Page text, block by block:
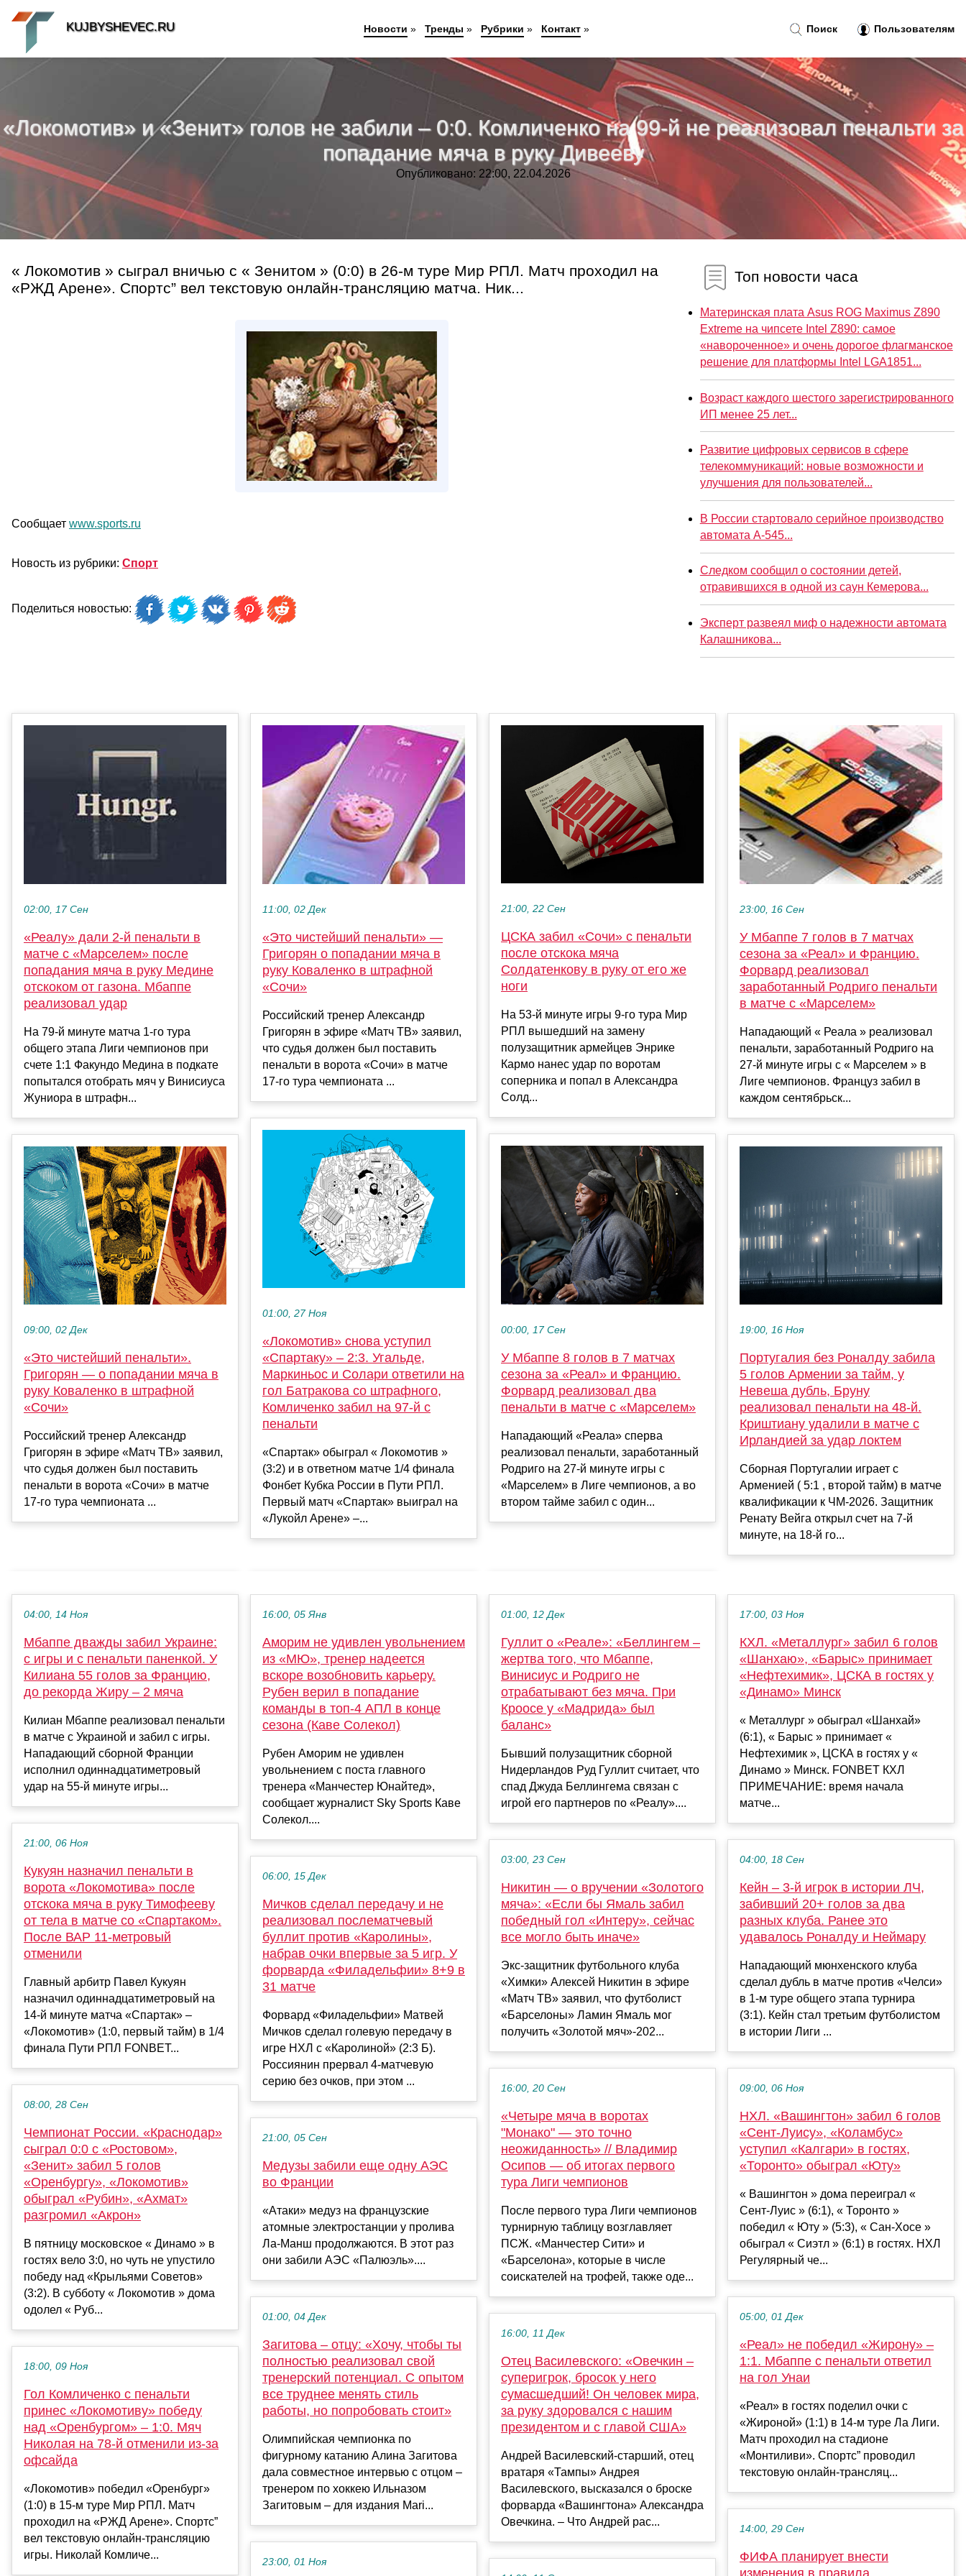
«Локомотив» и «Зенит» голов не забили – 0:0. Комличенко на 99-й не реализовал пенальти за
попадание мяча в руку Дивееву
Опубликовано: 22:00, 22.04.2026
« Локомотив » сыграл вничью с « Зенитом » (0:0) в 26-м туре Мир РПЛ. Матч проходил на
«РЖД Арене». Спортс” вел текстовую онлайн-трансляцию матча. Ник...
Сообщает www.sports.ru
Новость из рубрики: Спорт
Поделиться новостью:
Топ новости часа
Материнская плата Asus ROG Maximus Z890
Extreme на чипсете Intel Z890: самое
«навороченное» и очень дорогое флагманское
решение для платформы Intel LGA1851...
Возраст каждого шестого зарегистрированного
ИП менее 25 лет...
Развитие цифровых сервисов в сфере
телекоммуникаций: новые возможности и
улучшения для пользователей...
В России стартовало серийное производство
автомата А-545...
Следком сообщил о состоянии детей,
отравившихся в одной из саун Кемерова...
Эксперт развеял миф о надежности автомата
Калашникова...
02:00, 17 Сен
«Реалу» дали 2-й пенальти в
матче с «Марселем» после
попадания мяча в руку Медине
отскоком от газона. Мбаппе
реализовал удар
На 79-й минуте матча 1-го тура
общего этапа Лиги чемпионов при
счете 1:1 Факундо Медина в подкате
попытался отобрать мяч у Винисиуса
Жуниора в штрафн...
09:00, 02 Дек
«Это чистейший пенальти».
Григорян — о попадании мяча в
руку Коваленко в штрафной
«Сочи»
Российский тренер Александр
Григорян в эфире «Матч ТВ» заявил,
что судья должен был поставить
пенальти в ворота «Сочи» в матче
17‑го тура чемпионата ...
11:00, 02 Дек
«Это чистейший пенальти» —
Григорян о попадании мяча в
руку Коваленко в штрафной
«Сочи»
Российский тренер Александр
Григорян в эфире «Матч ТВ» заявил,
что судья должен был поставить
пенальти в ворота «Сочи» в матче
17‑го тура чемпионата ...
01:00, 27 Ноя
«Локомотив» снова уступил
«Спартаку» – 2:3. Угальде,
Маркиньос и Солари ответили на
гол Батракова со штрафного,
Комличенко забил на 97-й с
пенальти
«Спартак» обыграл « Локомотив »
(3:2) и в ответном матче 1/4 финала
Фонбет Кубка России в Пути РПЛ.
Первый матч «Спартак» выиграл на
«Лукойл Арене» –...
21:00, 22 Сен
ЦСКА забил «Сочи» с пенальти
после отскока мяча
Солдатенкову в руку от его же
ноги
На 53-й минуте игры 9-го тура Мир
РПЛ вышедший на замену
полузащитник армейцев Энрике
Кармо нанес удар по воротам
соперника и попал в Александра
Солд...
00:00, 17 Сен
У Мбаппе 8 голов в 7 матчах
сезона за «Реал» и Францию.
Форвард реализовал два
пенальти в матче с «Марселем»
Нападающий «Реала» сперва
реализовал пенальти, заработанный
Родриго на 27-й минуте игры с
«Марселем» в Лиге чемпионов, а во
втором тайме забил с один...
23:00, 16 Сен
У Мбаппе 7 голов в 7 матчах
сезона за «Реал» и Францию.
Форвард реализовал
заработанный Родриго пенальти
в матче с «Марселем»
Нападающий « Реала » реализовал
пенальти, заработанный Родриго на
27-й минуте игры с « Марселем » в
Лиге чемпионов. Француз забил в
каждом сентябрьск...
19:00, 16 Ноя
Португалия без Роналду забила
5 голов Армении за тайм, у
Невеша дубль, Бруну
реализовал пенальти на 48-й.
Криштиану удалили в матче с
Ирландией за удар локтем
Сборная Португалии играет с
Арменией ( 5:1 , второй тайм) в матче
квалификации к ЧМ-2026. Защитник
Ренату Вейга открыл счет на 7-й
минуте, на 18-й го...
04:00, 14 Ноя
Мбаппе дважды забил Украине:
с игры и с пенальти паненкой. У
Килиана 55 голов за Францию,
до рекорда Жиру – 2 мяча
Килиан Мбаппе реализовал пенальти
в матче с Украиной и забил с игры.
Нападающий сборной Франции
исполнил одиннадцатиметровый
удар на 55-й минуте игры...
21:00, 06 Ноя
Кукуян назначил пенальти в
ворота «Локомотива» после
отскока мяча в руку Тимофееву
от тела в матче со «Спартаком».
После ВАР 11-метровый
отменили
Главный арбитр Павел Кукуян
назначил одиннадцатиметровый на
14-й минуте матча «Спартак» –
«Локомотив» (1:0, первый тайм) в 1/4
финала Пути РПЛ FONBET...
08:00, 28 Сен
Чемпионат России. «Краснодар»
сыграл 0:0 с «Ростовом»,
«Зенит» забил 5 голов
«Оренбургу», «Локомотив»
обыграл «Рубин», «Ахмат»
разгромил «Акрон»
В пятницу московское « Динамо » в
гостях вело 3:0, но чуть не упустило
победу над «Крыльями Советов»
(3:2). В субботу « Локомотив » дома
одолел « Руб...
18:00, 09 Ноя
Гол Комличенко с пенальти
принес «Локомотиву» победу
над «Оренбургом» – 1:0. Мяч
Николая на 78-й отменили из-за
офсайда
«Локомотив» победил «Оренбург»
(1:0) в 15-м туре Мир РПЛ. Матч
проходил на «РЖД Арене». Спортс”
вел текстовую онлайн-трансляцию
игры. Николай Комличе...
16:00, 05 Янв
Аморим не удивлен увольнением
из «МЮ», тренер надеется
вскоре возобновить карьеру.
Рубен верил в попадание
команды в топ-4 АПЛ в конце
сезона (Каве Солекол)
Рубен Аморим не удивлен
увольнением с поста главного
тренера «Манчестер Юнайтед»,
сообщает журналист Sky Sports Каве
Солекол....
06:00, 15 Дек
Мичков сделал передачу и не
реализовал послематчевый
буллит против «Каролины»,
набрав очки впервые за 5 игр. У
форварда «Филадельфии» 8+9 в
31 матче
Форвард «Филадельфии» Матвей
Мичков сделал голевую передачу в
игре НХЛ с «Каролиной» (2:3 Б).
Россиянин прервал 4-матчевую
серию без очков, при этом ...
21:00, 05 Сен
Медузы забили еще одну АЭС
во Франции
«Атаки» медуз на французские
атомные электростанции у пролива
Ла-Манш продолжаются. В этот раз
они забили АЭС «Палюэль»....
01:00, 04 Дек
Загитова – отцу: «Хочу, чтобы ты
полностью реализовал свой
тренерский потенциал. С опытом
все труднее менять стиль
работы, но попробовать стоит»
Олимпийская чемпионка по
фигурному катанию Алина Загитова
дала совместное интервью с отцом –
тренером по хоккею Ильназом
Загитовым – для издания Mari...
23:00, 01 Ноя
01:00, 12 Дек
Гуллит о «Реале»: «Беллингем –
жертва того, что Мбаппе,
Винисиус и Родриго не
отрабатывают без мяча. При
Кроосе у «Мадрида» был
баланс»
Бывший полузащитник сборной
Нидерландов Руд Гуллит считает, что
спад Джуда Беллингема связан с
игрой его партнеров по «Реалу»....
03:00, 23 Сен
Никитин — о вручении «Золотого
мяча»: «Если бы Ямаль забил
победный гол «Интеру», сейчас
все могло быть иначе»
Экс‑защитник футбольного клуба
«Химки» Алексей Никитин в эфире
«Матч ТВ» заявил, что футболист
«Барселоны» Ламин Ямаль мог
получить «Золотой мяч»-202...
16:00, 20 Сен
«Четыре мяча в воротах
"Монако" — это точно
неожиданность» // Владимир
Осипов — об итогах первого
тура Лиги чемпионов
После первого тура Лиги чемпионов
турнирную таблицу возглавляет
ПСЖ. «Манчестер Сити» и
«Барселона», которые в числе
соискателей на трофей, также оде...
16:00, 11 Дек
Отец Василевского: «Овечкин –
суперигрок, бросок у него
сумасшедший! Он человек мира,
за руку здоровался с нашим
президентом и с главой США»
Андрей Василевский-старший, отец
вратаря «Тампы» Андрея
Василевского, высказался о броске
форварда «Вашингтона» Александра
Овечкина. – Что Андрей рас...
17:00, 03 Ноя
КХЛ. «Металлург» забил 6 голов
«Шанхаю», «Барыс» принимает
«Нефтехимик», ЦСКА в гостях у
«Динамо» Минск
« Металлург » обыграл «Шанхай»
(6:1), « Барыс » принимает «
Нефтехимик », ЦСКА в гостях у «
Динамо » Минск. FONBET КХЛ
ПРИМЕЧАНИЕ: время начала
матче...
04:00, 18 Сен
Кейн – 3-й игрок в истории ЛЧ,
забивший 20+ голов за два
разных клуба. Ранее это
удавалось Роналду и Неймару
Нападающий мюнхенского клуба
сделал дубль в матче против «Челси»
в 1-м туре общего этапа турнира
(3:1). Кейн стал третьим футболистом
в истории Лиги ...
09:00, 06 Ноя
НХЛ. «Вашингтон» забил 6 голов
«Сент-Луису», «Коламбус»
уступил «Калгари» в гостях,
«Торонто» обыграл «Юту»
« Вашингтон » дома переиграл «
Сент-Луис » (6:1), « Торонто »
победил « Юту » (5:3), « Сан-Хосе »
обыграл « Сиэтл » (6:1) в гостях. НХЛ
Регулярный че...
05:00, 01 Дек
«Реал» не победил «Жирону» –
1:1. Мбаппе с пенальти ответил
на гол Унаи
«Реал» в гостях поделил очки с
«Жироной» (1:1) в 14-м туре Ла Лиги.
Матч проходил на стадионе
«Монтиливи». Спортс” проводил
текстовую онлайн-трансляц...
14:00, 29 Сен
ФИФА планирует внести
Поиск Пользователям
KUJBYSHEVEC.RU Новости » Тренды » Рубрики » Контакт»